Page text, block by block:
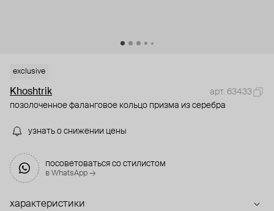
exclusive
Khoshtrik
арт. 63433
позолоченное фаланговое кольцо призма из серебра
узнать о снижении цены
посоветоваться со стилистом
в WhatsApp →
характеристики